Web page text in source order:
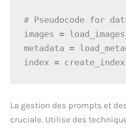
# Pseudocode for
images =
metadata =
La gestion des prompts et
cruciale. Utilise des